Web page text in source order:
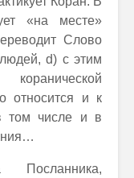
«на месте»
Слово
d) c этим
относится и к
том числе и в